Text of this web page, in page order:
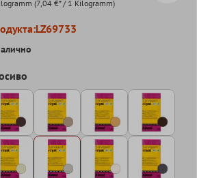
(7,04 €* / 1 Kilogramm)
LZ69733